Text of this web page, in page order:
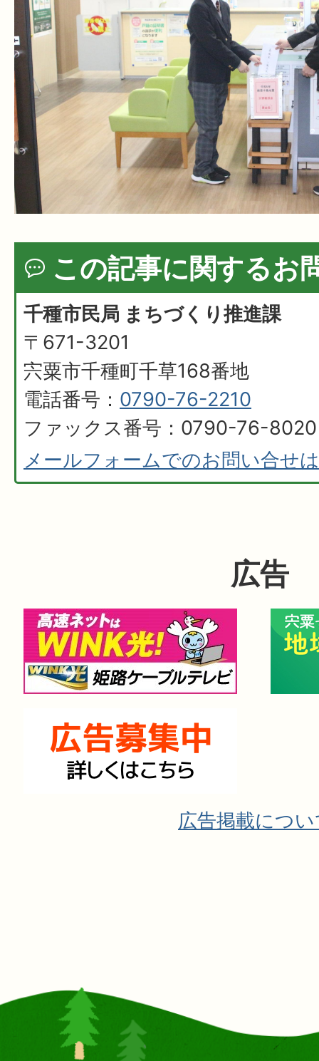
この記事に関するお
千種市民局 まちづくり推進課
〒671-3201
宍粟市千種町千草168番地
電話番号： 0790-76-2210
ファックス番号：0790-76-8020
メールフォームでのお問い合せ
広告
広告掲載につ